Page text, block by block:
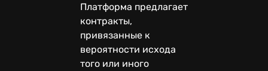
Платформа предлагает
контракты,
привязанные к
вероятности исхода
того или иного